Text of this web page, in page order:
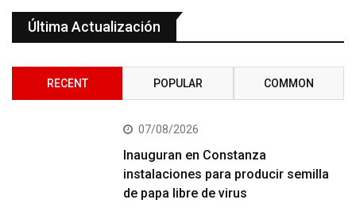
Última Actualización
RECENT POPULAR COMMON
07/08/2026
Inauguran en Constanza
instalaciones para producir semilla
de papa libre de virus